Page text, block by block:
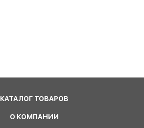
КАТАЛОГ ТОВАРОВ
О КОМПАНИИ